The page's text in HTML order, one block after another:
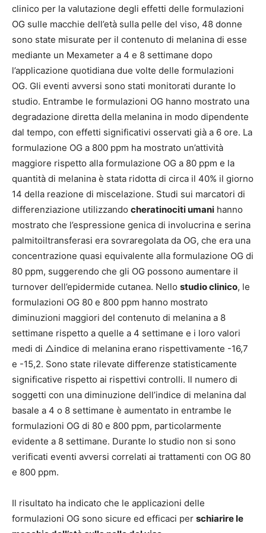
clinico per la valutazione degli effetti delle formulazioni
OG sulle macchie dell’età sulla pelle del viso, 48 donne
sono state misurate per il contenuto di melanina di esse
mediante un Mexameter a 4 e 8 settimane dopo
l’applicazione quotidiana due volte delle formulazioni
OG. Gli eventi avversi sono stati monitorati durante lo
studio. Entrambe le formulazioni OG hanno mostrato una
degradazione diretta della melanina in modo dipendente
dal tempo, con effetti significativi osservati già a 6 ore. La
formulazione OG a 800 ppm ha mostrato un’attività
maggiore rispetto alla formulazione OG a 80 ppm e la
quantità di melanina è stata ridotta di circa il 40% il giorno
14 della reazione di miscelazione. Studi sui marcatori di
differenziazione utilizzando cheratinociti umani hanno
mostrato che l’espressione genica di involucrina e serina
palmitoiltransferasi era sovraregolata da OG, che era una
concentrazione quasi equivalente alla formulazione OG di
80 ppm, suggerendo che gli OG possono aumentare il
turnover dell’epidermide cutanea. Nello studio clinico, le
formulazioni OG 80 e 800 ppm hanno mostrato
diminuzioni maggiori del contenuto di melanina a 8
settimane rispetto a quelle a 4 settimane e i loro valori
medi di △indice di melanina erano rispettivamente -16,7
e -15,2. Sono state rilevate differenze statisticamente
significative rispetto ai rispettivi controlli. Il numero di
soggetti con una diminuzione dell’indice di melanina dal
basale a 4 o 8 settimane è aumentato in entrambe le
formulazioni OG di 80 e 800 ppm, particolarmente
evidente a 8 settimane. Durante lo studio non si sono
verificati eventi avversi correlati ai trattamenti con OG 80
e 800 ppm.
Il risultato ha indicato che le applicazioni delle
formulazioni OG sono sicure ed efficaci per schiarire le